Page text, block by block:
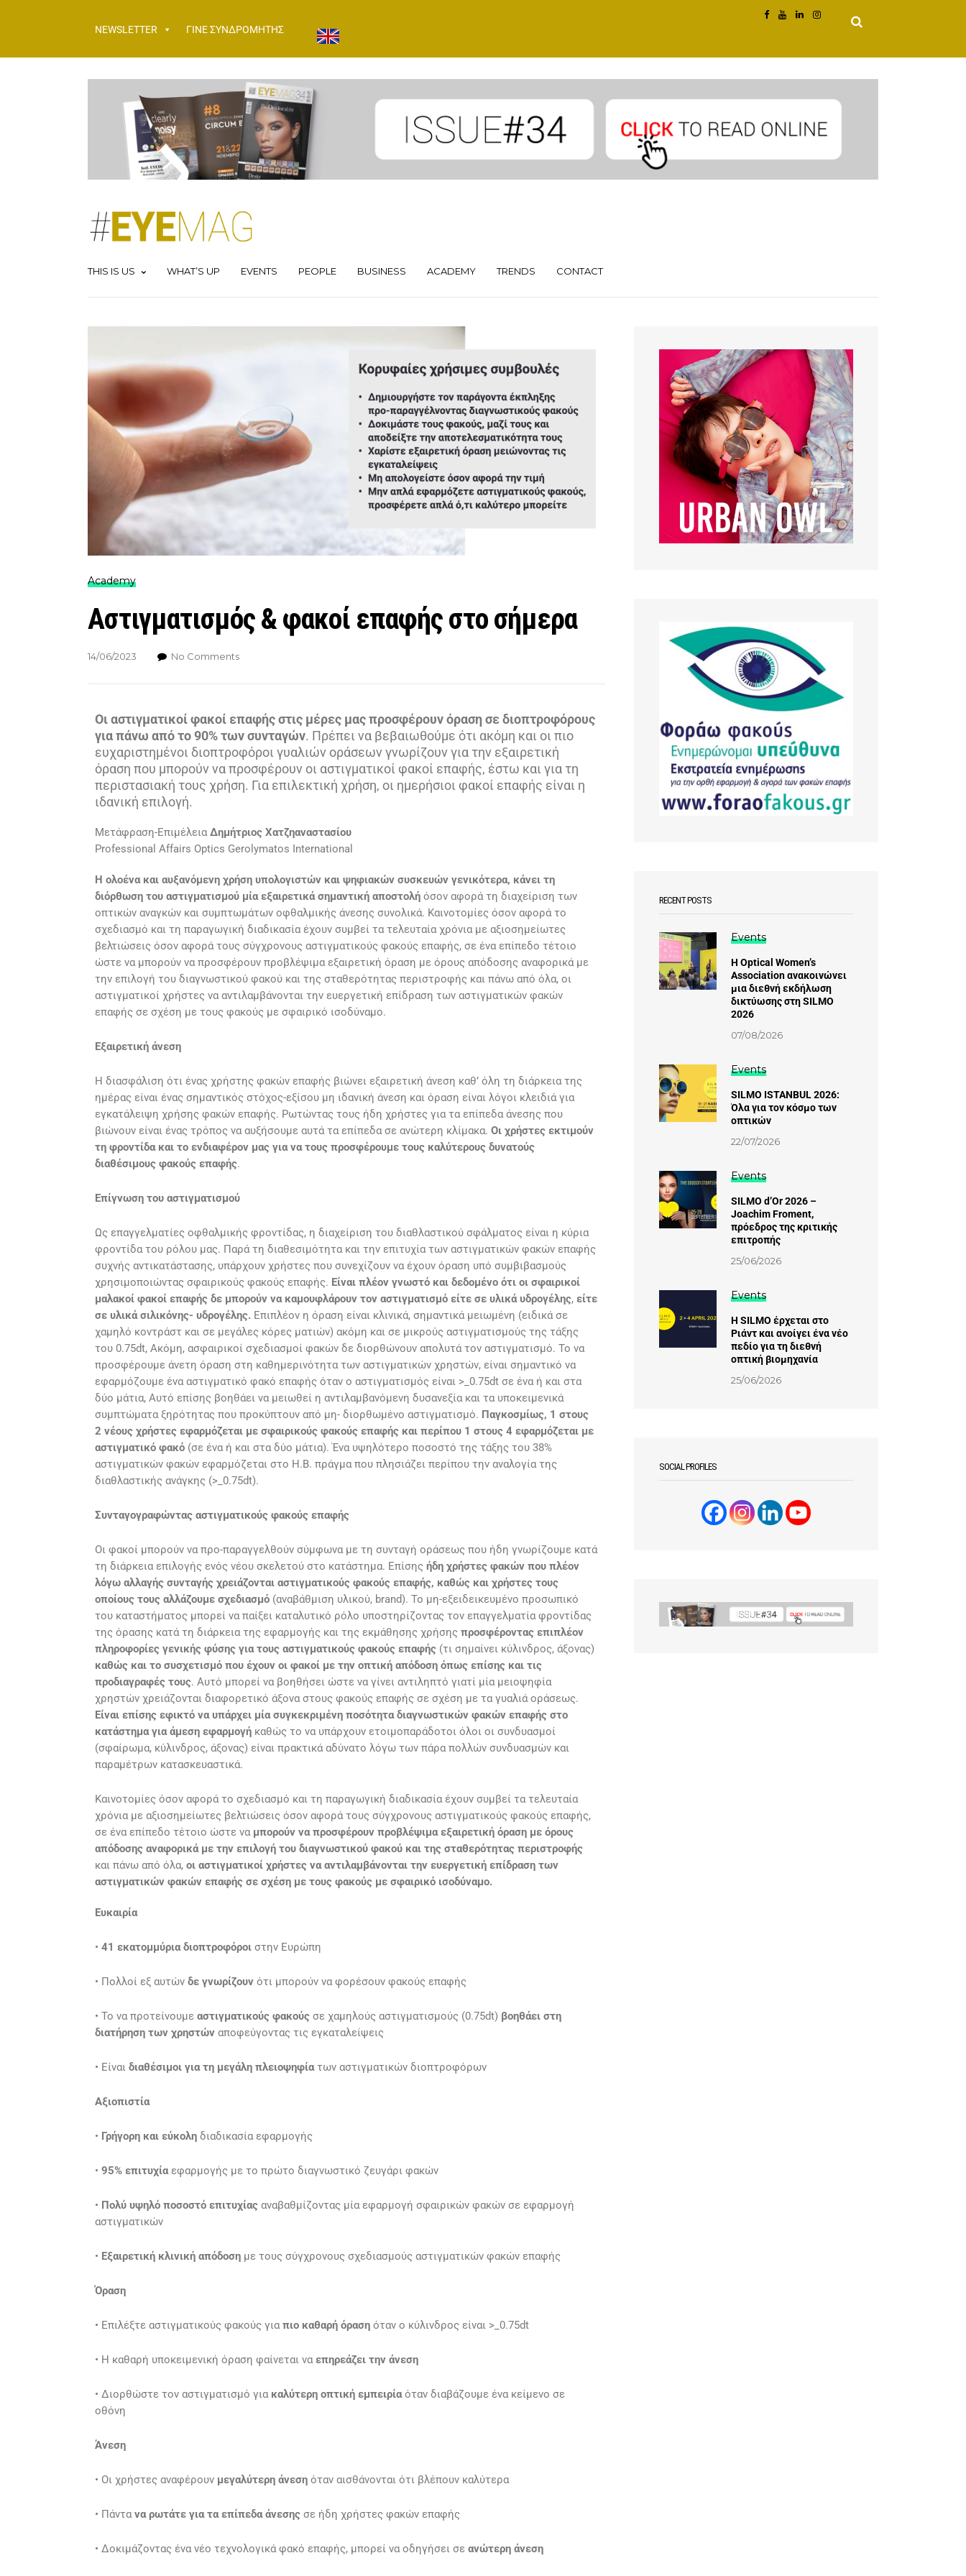
NEWSLETTER ΓΙΝΕ ΣΥΝΔΡΟΜΗΤΗΣ
THIS IS US WHAT’S UP EVENTS PEOPLE BUSINESS ACADEMY TRENDS CONTACT
Academy
Αστιγματισμός & φακοί επαφής στο σήμερα
14/06/2023 No Comments
Οι αστιγματικοί φακοί επαφής στις μέρες μας προσφέρουν όραση σε διοπτροφόρους
για πάνω από το 90% των συνταγών. Πρέπει να βεβαιωθούμε ότι ακόμη και οι πιο
ευχαριστημένοι διοπτροφόροι γυαλιών οράσεων γνωρίζουν για την εξαιρετική
όραση που μπορούν να προσφέρουν οι αστιγματικοί φακοί επαφής, έστω και για τη
περιστασιακή τους χρήση. Για επιλεκτική χρήση, οι ημερήσιοι φακοί επαφής είναι η
ιδανική επιλογή.
Μετάφραση-ΕπιμέλειαΔημήτριος Χατζηαναστασίου
Professional Affairs Optics Gerolymatos International
Η ολοένα και αυξανόμενη χρήση υπολογιστών και ψηφιακών συσκευών γενικότερα, κάνει τη
διόρθωση του αστιγματισμού μία εξαιρετικά σημαντική αποστολή όσον αφορά τη διαχείριση των
οπτικών αναγκών και συμπτωμάτων οφθαλμικής άνεσης συνολικά. Καινοτομίες όσον αφορά το
σχεδιασμό και τη παραγωγική διαδικασία έχουν συμβεί τα τελευταία χρόνια με αξιοσημείωτες
βελτιώσεις όσον αφορά τους σύγχρονους αστιγματικούς φακούς επαφής, σε ένα επίπεδο τέτοιο
ώστε να μπορούν να προσφέρουν προβλέψιμα εξαιρετική όραση με όρους απόδοσης αναφορικά με
την επιλογή του διαγνωστικού φακού και της σταθερότητας περιστροφής και πάνω από όλα, οι
αστιγματικοί χρήστες να αντιλαμβάνονται την ευεργετική επίδραση των αστιγματικών φακών
επαφής σε σχέση με τους φακούς με σφαιρικό ισοδύναμο.
Εξαιρετική άνεση
Η διασφάλιση ότι ένας χρήστης φακών επαφής βιώνει εξαιρετική άνεση καθ’ όλη τη διάρκεια της
ημέρας είναι ένας σημαντικός στόχος-εξίσου μη ιδανική άνεση και όραση είναι λόγοι κλειδιά για
εγκατάλειψη χρήσης φακών επαφής. Ρωτώντας τους ήδη χρήστες για τα επίπεδα άνεσης που
βιώνουν είναι ένας τρόπος να αυξήσουμε αυτά τα επίπεδα σε ανώτερη κλίμακα. Οι χρήστες εκτιμούν
τη φροντίδα και το ενδιαφέρον μας για να τους προσφέρουμε τους καλύτερους δυνατούς
διαθέσιμους φακούς επαφής.
Επίγνωση του αστιγματισμού
Ως επαγγελματίες οφθαλμικής φροντίδας, η διαχείριση του διαθλαστικού σφάλματος είναι η κύρια
φροντίδα του ρόλου μας. Παρά τη διαθεσιμότητα και την επιτυχία των αστιγματικών φακών επαφής
συχνής αντικατάστασης, υπάρχουν χρήστες που συνεχίζουν να έχουν όραση υπό συμβιβασμούς
χρησιμοποιώντας σφαιρικούς φακούς επαφής. Είναι πλέον γνωστό και δεδομένο ότι οι σφαιρικοί
μαλακοί φακοί επαφής δε μπορούν να καμουφλάρουν τον αστιγματισμό είτε σε υλικά υδρογέλης, είτε
σε υλικά σιλικόνης- υδρογέλης. Επιπλέον η όραση είναι κλινικά, σημαντικά μειωμένη (ειδικά σε
χαμηλό κοντράστ και σε μεγάλες κόρες ματιών) ακόμη και σε μικρούς αστιγματισμούς της τάξης
του 0.75dt, Ακόμη, ασφαιρικοί σχεδιασμοί φακών δε διορθώνουν απολυτά τον αστιγματισμό. Το να
προσφέρουμε άνετη όραση στη καθημερινότητα των αστιγματικών χρηστών, είναι σημαντικό να
εφαρμόζουμε ένα αστιγματικό φακό επαφής όταν ο αστιγματισμός είναι >_0.75dt σε ένα ή και στα
δύο μάτια, Αυτό επίσης βοηθάει να μειωθεί η αντιλαμβανόμενη δυσανεξία και τα υποκειμενικά
συμπτώματα ξηρότητας που προκύπτουν από μη- διορθωμένο αστιγματισμό. Παγκοσμίως, 1 στους
2 νέους χρήστες εφαρμόζεται με σφαιρικούς φακούς επαφής και περίπου 1 στους 4 εφαρμόζεται με
αστιγματικό φακό (σε ένα ή και στα δύο μάτια). Ένα υψηλότερο ποσοστό της τάξης του 38%
αστιγματικών φακών εφαρμόζεται στο Η.Β. πράγμα που πλησιάζει περίπου την αναλογία της
διαθλαστικής ανάγκης (>_0.75dt).
Συνταγογραφώντας αστιγματικούς φακούς επαφής
Οι φακοί μπορούν να προ-παραγγελθούν σύμφωνα με τη συνταγή οράσεως που ήδη γνωρίζουμε κατά
τη διάρκεια επιλογής ενός νέου σκελετού στο κατάστημα. Επίσης ήδη χρήστες φακών που πλέον
λόγω αλλαγής συνταγής χρειάζονται αστιγματικούς φακούς επαφής, καθώς και χρήστες τους
οποίους τους αλλάζουμε σχεδιασμό (αναβάθμιση υλικού, brand). To μη-εξειδεικευμένο προσωπικό
του καταστήματος μπορεί να παίξει καταλυτικό ρόλο υποστηρίζοντας τον επαγγελματία φροντίδας
της όρασης κατά τη διάρκεια της εφαρμογής και της εκμάθησης χρήσης προσφέροντας επιπλέον
πληροφορίες γενικής φύσης για τους αστιγματικούς φακούς επαφής (τι σημαίνει κύλινδρος, άξονας)
καθώς και το συσχετισμό που έχουν οι φακοί με την οπτική απόδοση όπως επίσης και τις
προδιαγραφές τους. Αυτό μπορεί να βοηθήσει ώστε να γίνει αντιληπτό γιατί μία μειοψηφία
χρηστών χρειάζονται διαφορετικό άξονα στους φακούς επαφής σε σχέση με τα γυαλιά οράσεως.
Είναι επίσης εφικτό να υπάρχει μία συγκεκριμένη ποσότητα διαγνωστικών φακών επαφής στο
κατάστημα για άμεση εφαρμογή καθώς το να υπάρχουν ετοιμοπαράδοτοι όλοι οι συνδυασμοί
(σφαίρωμα, κύλινδρος, άξονας) είναι πρακτικά αδύνατο λόγω των πάρα πολλών συνδυασμών και
παραμέτρων κατασκευαστικά.
Καινοτομίες όσον αφορά το σχεδιασμό και τη παραγωγική διαδικασία έχουν συμβεί τα τελευταία
χρόνια με αξιοσημείωτες βελτιώσεις όσον αφορά τους σύγχρονους αστιγματικούς φακούς επαφής,
σε ένα επίπεδο τέτοιο ώστε να μπορούν να προσφέρουν προβλέψιμα εξαιρετική όραση με όρους
απόδοσης αναφορικά με την επιλογή του διαγνωστικού φακού και της σταθερότητας περιστροφής
και πάνω από όλα, οι αστιγματικοί χρήστες να αντιλαμβάνονται την ευεργετική επίδραση των
αστιγματικών φακών επαφής σε σχέση με τους φακούς με σφαιρικό ισοδύναμο.
Ευκαιρία
• 41 εκατομμύρια διοπτροφόροι στην Ευρώπη
• Πολλοί εξ αυτών δε γνωρίζουν ότι μπορούν να φορέσουν φακούς επαφής
• Το να προτείνουμε αστιγματικούς φακούς σε χαμηλούς αστιγματισμούς (0.75dt) βοηθάει στη
διατήρηση των χρηστών αποφεύγοντας τις εγκαταλείψεις
• Είναι διαθέσιμοι για τη μεγάλη πλειοψηφίατων αστιγματικών διοπτροφόρων
Αξιοπιστία
• Γρήγορη και εύκολη διαδικασία εφαρμογής
• 95% επιτυχίαεφαρμογής με το πρώτο διαγνωστικό ζευγάρι φακών
• Πολύ υψηλό ποσοστό επιτυχίας αναβαθμίζοντας μία εφαρμογή σφαιρικών φακών σε εφαρμογή
αστιγματικών
• Εξαιρετική κλινική απόδοση με τους σύγχρονους σχεδιασμούς αστιγματικών φακών επαφής
Όραση
• Επιλέξτε αστιγματικούς φακούς γιαπιο καθαρή όραση όταν ο κύλινδρος είναι >_0.75dt
• Η καθαρή υποκειμενική όραση φαίνεται ναεπηρεάζει την άνεση
• Διορθώστε τον αστιγματισμό για καλύτερη οπτική εμπειρίαόταν διαβάζουμε ένα κείμενο σε
οθόνη
Άνεση
• Οι χρήστες αναφέρουν μεγαλύτερη άνεση όταν αισθάνονται ότι βλέπουν καλύτερα
• Πάντανα ρωτάτε για τα επίπεδα άνεσης σε ήδη χρήστες φακών επαφής
• Δοκιμάζοντας ένα νέο τεχνολογικά φακό επαφής, μπορεί να οδηγήσει σε ανώτερη άνεση
RECENT POSTS
Events
Η Optical Women’s
Association ανακοινώνει
μια διεθνή εκδήλωση
δικτύωσης στη SILMO
2026
07/08/2026
Events
SILMO ISTANBUL 2026:
Όλα για τον κόσμο των
οπτικών
22/07/2026
Events
SILMO d’Or 2026 –
Joachim Froment,
πρόεδρος της κριτικής
επιτροπής
25/06/2026
Events
Η SILMO έρχεται στο
Ριάντ και ανοίγει ένα νέο
πεδίο για τη διεθνή
οπτική βιομηχανία
25/06/2026
SOCIAL PROFILES